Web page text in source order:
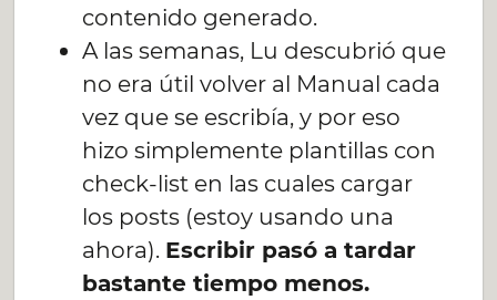
contenido generado.
A las semanas, Lu descubrió que
no era útil volver al Manual cada
vez que se escribía, y por eso
hizo simplemente plantillas con
check-list en las cuales cargar
los posts (estoy usando una
ahora). Escribir pasó a tardar
bastante tiempo menos.